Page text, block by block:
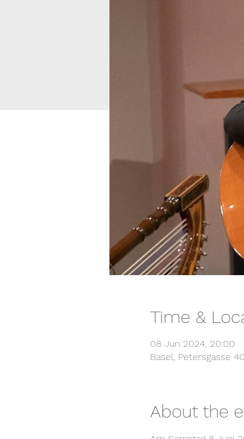
Time &
08 Jun 2024, 20:00
Basel, Petersgasse
About the